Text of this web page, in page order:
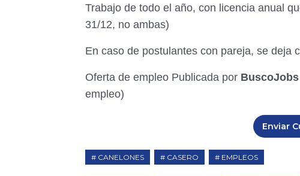
Trabajo de todo el año, con licencia anual
31/12, no ambas)
En caso de postulantes con pareja, se deja
Oferta de empleo Publicada por BuscoJobs
empleo)
Enviar
CANELONES CASERO EMPLEOS